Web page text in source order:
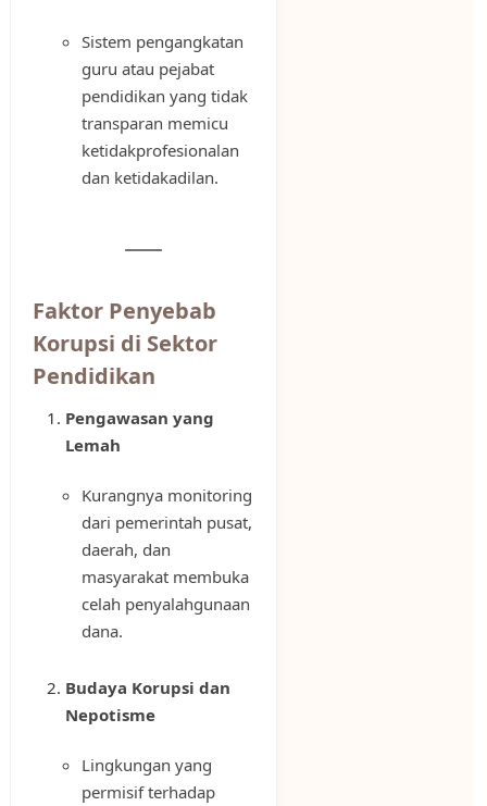
Sistem pengangkatan
guru atau pejabat
pendidikan yang tidak
transparan memicu
ketidakprofesionalan
dan ketidakadilan.
Faktor Penyebab
Korupsi di Sektor
Pendidikan
Pengawasan yang
Lemah
Kurangnya monitoring
dari pemerintah pusat,
daerah, dan
masyarakat membuka
celah penyalahgunaan
dana.
Budaya Korupsi dan
Nepotisme
Lingkungan yang
permisif terhadap